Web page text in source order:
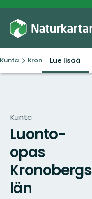
Kunta Kronobergs län
Lue lisää
Kunta
Luonto-
opas
Kronobergs
län